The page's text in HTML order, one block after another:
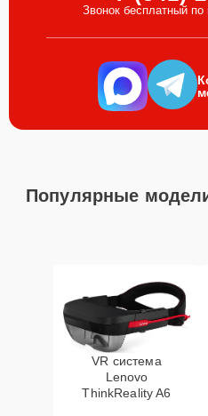
Звонок бесплатный
Популярные
VR система
Lenovo
ThinkReality A6